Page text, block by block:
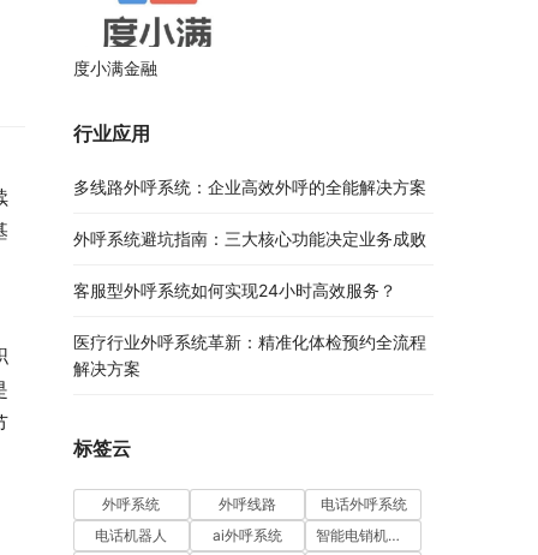
度小满金融
行业应用
多线路外呼系统：企业高效外呼的全能解决方案​
外呼系统避坑指南：三大核心功能决定业务成败​
客服型外呼系统如何实现24小时高效服务？
医疗行业外呼系统革新：精准化体检预约全流程
解决方案​
标签云
外呼系统 外呼线路
电话外呼系统
电话机器人
ai外呼系统
智能电销机器人